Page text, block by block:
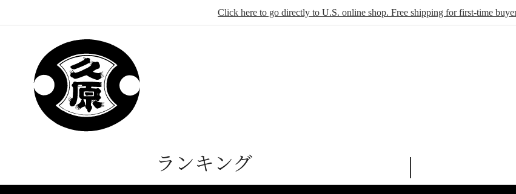
Click here to go directly to U.S. online shop. Free shipping for first-time
ランキング